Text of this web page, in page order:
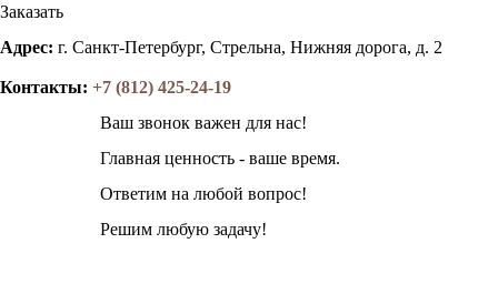
Заказать
Адрес: г. Санкт-Петербург, Стрельна, Нижняя дорога, д. 2
Контакты: +7 (812) 425-24-19
Ваш звонок важен для нас!
Главная ценность - ваше время.
Ответим на любой вопрос!
Решим любую задачу!